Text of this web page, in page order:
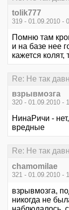
tolik777
319 - 01.09.2010 -
Помню там
и на базе нее
кажется
Re: Не так
взрывмозга
320 - 01.09.2010 -
НинаРичи -
вредные
Re: Не так
chamomilae
321 - 01.09.2010 -
взрывмозга,
никогда не